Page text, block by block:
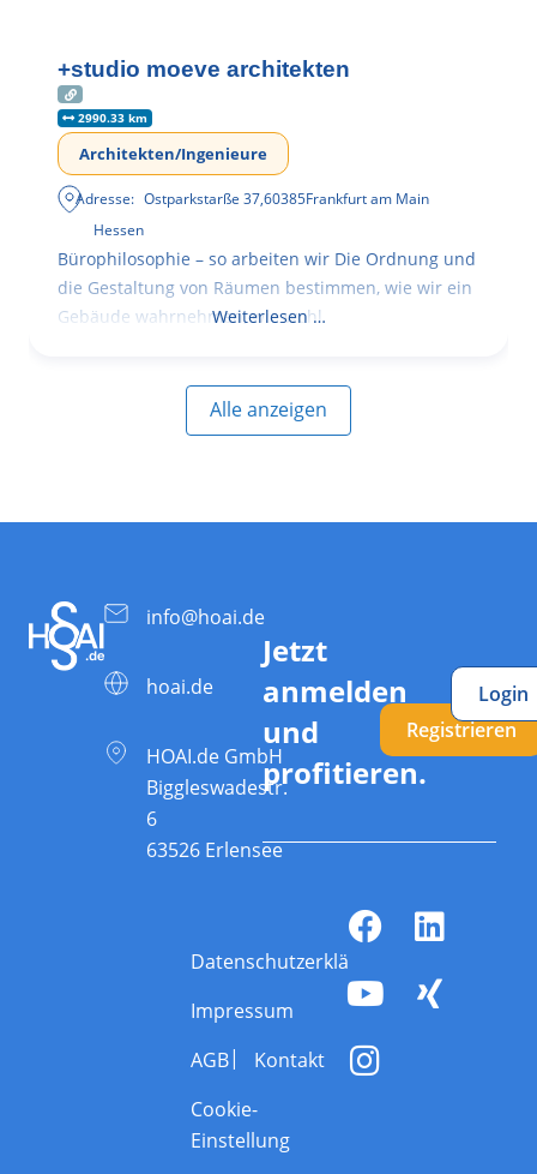
+studio moeve architekten
2990.33 km
Architekten/Ingenieure
Adresse: Ostparkstarße 37,60385Frankfurt am Main
Hessen
Bürophilosophie – so arbeiten wir Die Ordnung und
die Gestaltung von Räumen bestimmen, wie wir ein
Gebäude wahrnehmen, wie wohl
Weiterlesen …
Alle anzeigen
info@hoai.de
hoai.de
HOAI.de GmbH
Biggleswadestr.
6
63526 Erlensee
Jetzt
anmelden
und
profitieren.
Registrieren
Login
Datenschutzerklärung
Impressum
AGB
Kontakt
Cookie-
Einstellung